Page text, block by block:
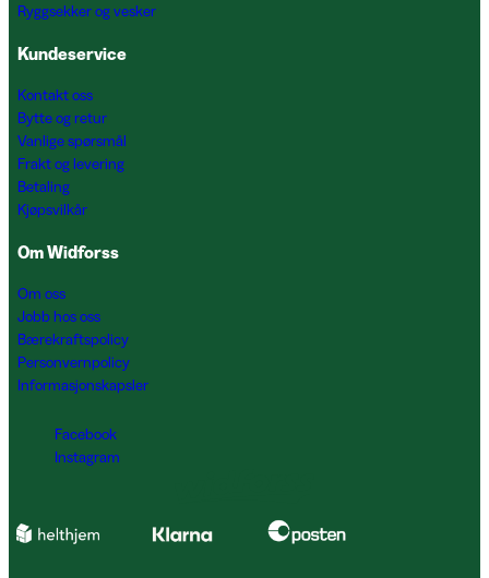
Ryggsekker og vesker
Kundeservice
Kontakt oss
Bytte og retur
Vanlige spørsmål
Frakt og levering
Betaling
Kjøpsvilkår
Om Widforss
Om oss
Jobb hos oss
Bærekraftspolicy
Personvernpolicy
Informasjonskapsler
Facebook
Instagram